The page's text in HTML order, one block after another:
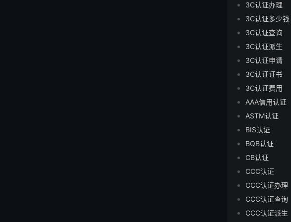
3C认证办理
3C认证多少钱
3C认证查询
3C认证派生
3C认证申请
3C认证证书
3C认证费用
AAA信用认证
ASTM认证
BIS认证
BQB认证
CB认证
CCC认证
CCC认证办理
CCC认证查询
CCC认证派生